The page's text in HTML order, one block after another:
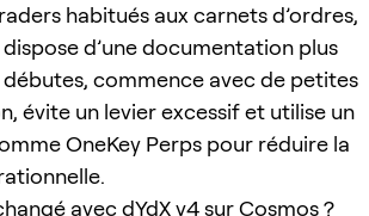
habitués aux carnets d’ordres,
d’une documentation plus
commence avec de petites
évite un levier excessif et utilise un
OneKey Perps pour réduire la
avecdYdXv4 sur Cosmos ?